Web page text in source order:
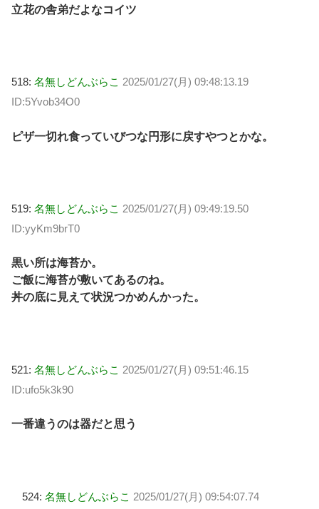
立花の舎弟だよなコイツ
518: 名無しどんぶらこ 2025/01/27(月) 09:48:13.19
ID:5Yvob34O0
ピザ一切れ食っていびつな円形に戻すやつとかな。
519: 名無しどんぶらこ 2025/01/27(月) 09:49:19.50
ID:yyKm9brT0
黒い所は海苔か。
ご飯に海苔が敷いてあるのね。
丼の底に見えて状況つかめんかった。
521: 名無しどんぶらこ 2025/01/27(月) 09:51:46.15
ID:ufo5k3k90
一番違うのは器だと思う
524: 名無しどんぶらこ 2025/01/27(月) 09:54:07.74